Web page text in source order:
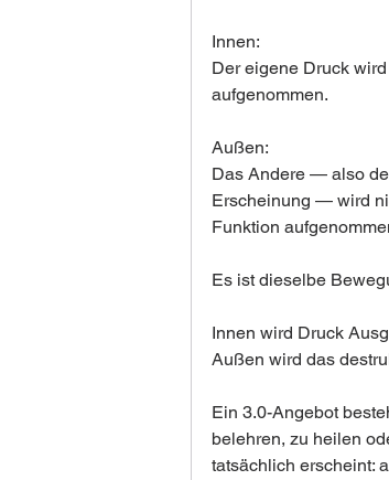
Innen:
Der eigene Druck
aufgenommen.
Außen:
Das Andere — also
Erscheinung — wird
Funktion
Es ist dieselbe
Innen wird Druck
Außen wird das
Ein 3.0-Angebot
belehren, zu heilen
tatsächlich erscheint: